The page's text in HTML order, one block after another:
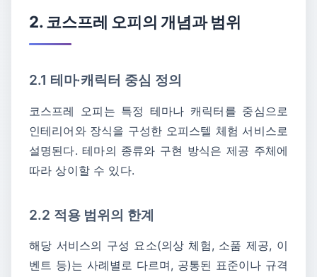
2. 코스프레 오피의 개념과 범위
2.1 테마·캐릭터 중심 정의
코스프레 오피는 특정 테마나 캐릭터를 중심으로
인테리어와 장식을 구성한 오피스텔 체험 서비스로
설명된다. 테마의 종류와 구현 방식은 제공 주체에
따라 상이할 수 있다.
2.2 적용 범위의 한계
해당 서비스의 구성 요소(의상 체험, 소품 제공, 이
벤트 등)는 사례별로 다르며, 공통된 표준이나 규격